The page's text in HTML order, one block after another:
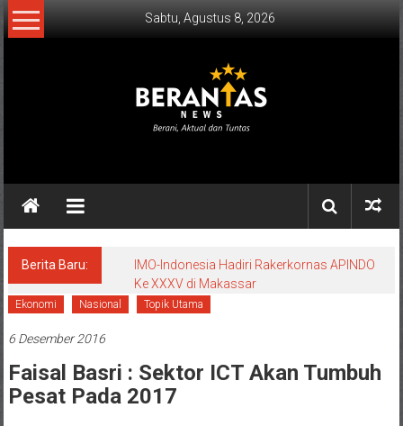
Lompat
ke
Sabtu, Agustus 8, 2026
NEWS
Aktual
Tuntas.
Berita Baru:
IMO-Indonesia Hadiri Rakerkornas APINDO
Ke XXXV di Makassar
Ekonomi Nasional Topik Utama
6 Desember 2016
Faisal Basri : Sektor ICT Akan Tumbuh
Pesat Pada 2017